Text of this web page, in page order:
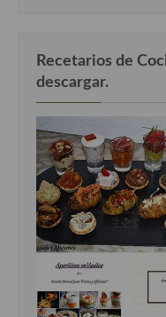
Recetarios de
descargar.